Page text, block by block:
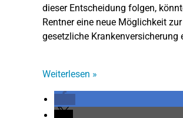
dieser Entscheidung folgen,
Rentner eine neue Möglichkeit
gesetzliche Krankenversicherung
Weiterlesen »